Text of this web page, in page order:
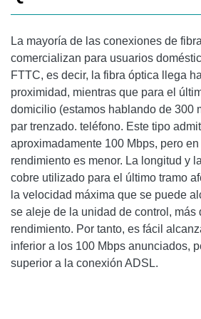
La mayoría de las conexiones de
comercializan para usuarios
FTTC, es decir, la fibra óptica llega
proximidad, mientras que para el
domicilio (estamos hablando de 300
par trenzado. teléfono. Este tipo
aproximadamente 100 Mbps, pero en
rendimiento es menor. La longitud y
cobre utilizado para el último tramo
la velocidad máxima que se puede
se aleje de la unidad de control, más
rendimiento. Por tanto, es fácil
inferior a los 100 Mbps anunciados,
superior a la conexión ADSL.